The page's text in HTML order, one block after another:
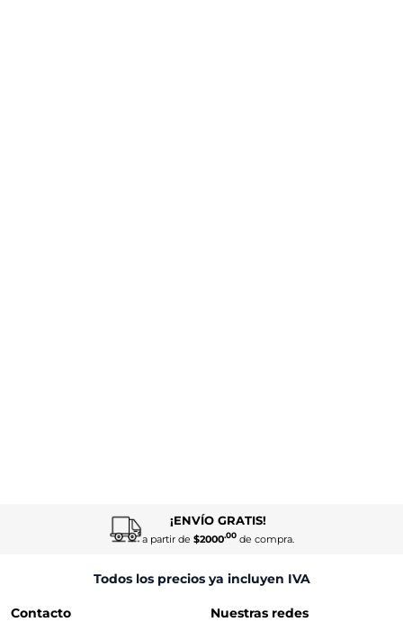
¡ENVÍO GRATIS!
a partir de $2000.00de compra.
Todos los precios ya incluyen IVA
Contacto Nuestras redes